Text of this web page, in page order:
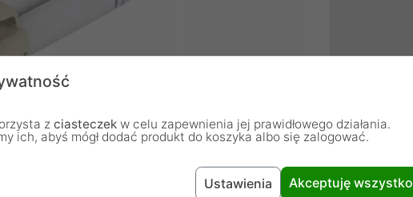
z ciasteczek w celu zapewnienia jej prawidłowego działania.
ich, abyś mógł dodać produkt do koszyka albo się zalogować.
Ustawienia Akceptuję wszystko